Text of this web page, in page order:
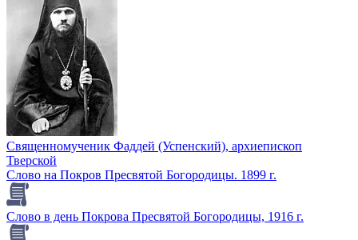
Священномученик Фаддей (Успенский), архиепископ
Тверской
Слово на Покров Пресвятой Богородицы. 1899 г.
Слово в день Покрова Пресвятой Богородицы, 1916 г.